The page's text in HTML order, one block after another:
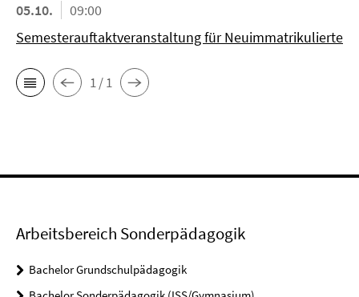
05.10.
09:00
Semesterauftaktveranstaltung für Neuimmatrikulierte
1 / 1
Arbeitsbereich Sonderpädagogik
Bachelor Grundschulpädagogik